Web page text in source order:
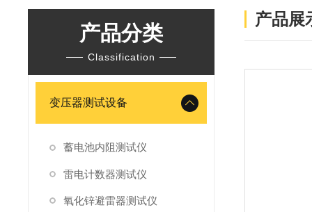
产品分类
Classification
变压器测试设备
蓄电池内阻测试仪
雷电计数器测试仪
氧化锌避雷器测试仪
产品展